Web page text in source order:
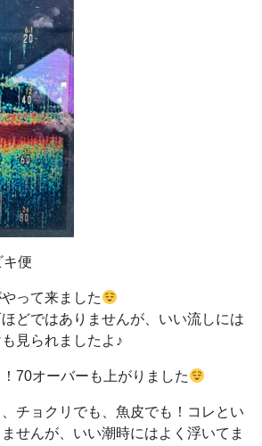
キ便
って来ました
どではありませんが、いい流しには
見られましたよ♪
70オーバーも上がりました
チョクリでも、魚皮でも！コレとい
せんが、いい潮時にはよく浮いてま